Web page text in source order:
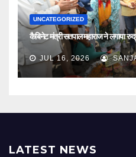
UNCATEGORIZED
कैबिनेट मंत्री सतपाल महाराज ने लगाया
JUL 16, 2026
LATEST NEWS